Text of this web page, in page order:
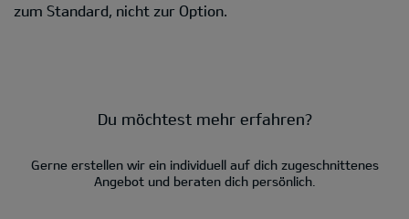
zum Standard, nicht zur Option.
Du möchtest mehr erfahren?
Gerne erstellen wir ein individuell auf dich zugeschnittenes
Angebot und beraten dich persönlich.